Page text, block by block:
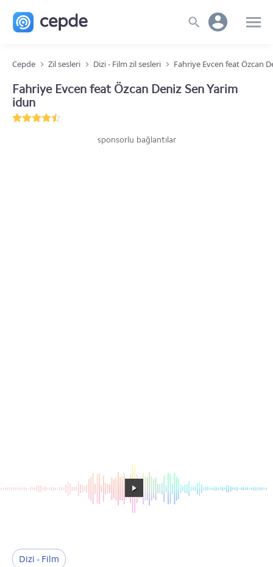
Cepde Zil sesleri Dizi - Film zil sesleri Fahriye Evcen feat Özcan
Fahriye Evcen feat Özcan Deniz Sen Yarim
idun
sponsorlu bağlantılar
Dizi - Film